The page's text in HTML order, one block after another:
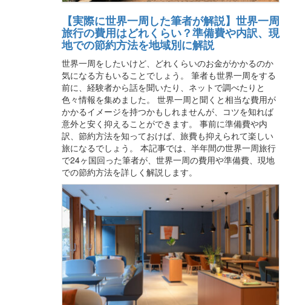
【実際に世界一周した筆者が解説】世界一周
旅行の費用はどれくらい？準備費や内訳、現
地での節約方法を地域別に解説
世界一周をしたいけど、どれくらいのお金がかかるのか
気になる方もいることでしょう。 筆者も世界一周をする
前に、経験者から話を聞いたり、ネットで調べたりと
色々情報を集めました。 世界一周と聞くと相当な費用が
かかるイメージを持つかもしれませんが、コツを知れば
意外と安く抑えることができます。 事前に準備費や内
訳、節約方法を知っておけば、旅費も抑えられて楽しい
旅になるでしょう。 本記事では、半年間の世界一周旅行
で24ヶ国回った筆者が、世界一周の費用や準備費、現地
での節約方法を詳しく解説します。